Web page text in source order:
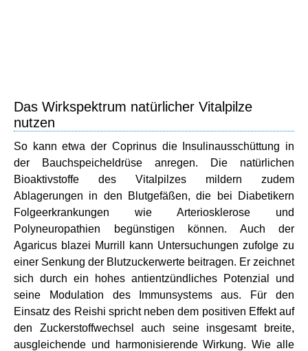
Das Wirkspektrum natürlicher Vitalpilze
nutzen
So kann etwa der Coprinus die Insulinausschüttung in
der Bauchspeicheldrüse anregen. Die natürlichen
Bioaktivstoffe des Vitalpilzes mildern zudem
Ablagerungen in den Blutgefäßen, die bei Diabetikern
Folgeerkrankungen wie Arteriosklerose und
Polyneuropathien begünstigen können. Auch der
Agaricus blazei Murrill kann Untersuchungen zufolge zu
einer Senkung der Blutzuckerwerte beitragen. Er zeichnet
sich durch ein hohes antientzündliches Potenzial und
seine Modulation des Immunsystems aus. Für den
Einsatz des Reishi spricht neben dem positiven Effekt auf
den Zuckerstoffwechsel auch seine insgesamt breite,
ausgleichende und harmonisierende Wirkung. Wie alle